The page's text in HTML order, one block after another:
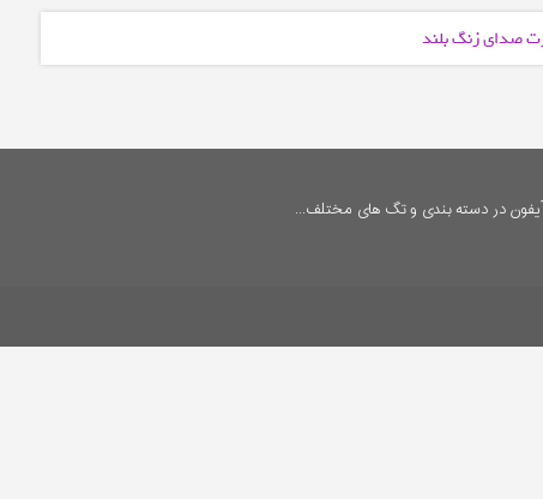
صدای زنگ بلند
در دسته بندی و تگ های مختلف...